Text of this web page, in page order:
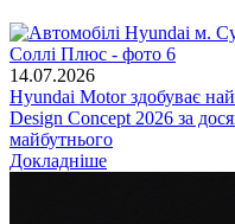
14.07.2026
Hyundai Motor здобуває
Design Concept 2026 за
майбутнього
Докладніше